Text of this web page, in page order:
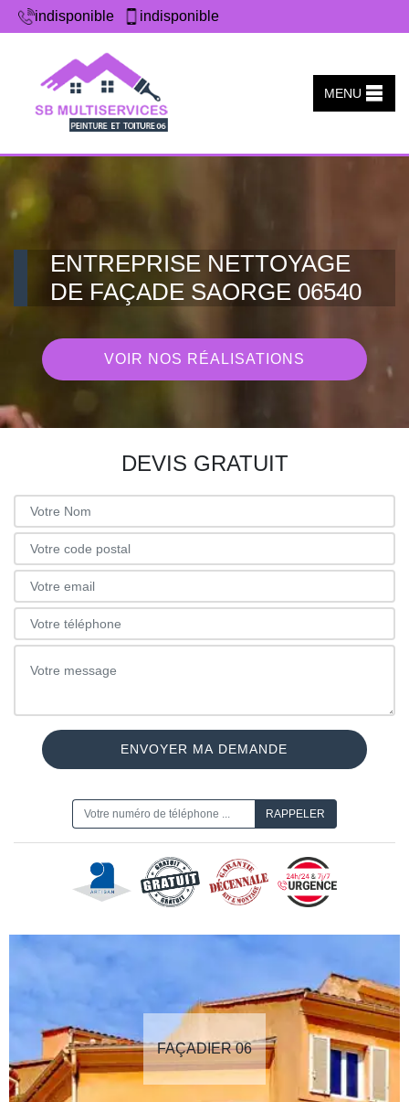
indisponible indisponible
MENU
ENTREPRISE NETTOYAGE
DE FAÇADE SAORGE 06540
VOIR NOS RÉALISATIONS
DEVIS GRATUIT
FAÇADIER 06